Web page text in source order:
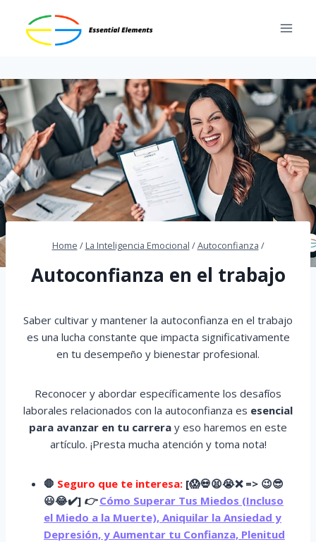
content
Home / La Inteligencia Emocional /Autoconfianza /
Autoconfianza en el trabajo
Saber cultivar y mantener la autoconfianza en el trabajo
es una lucha constante que impacta significativamente
en tu desempeño y bienestar profesional.
Reconocer y abordar específicamente los desafíos
laborales relacionados con la autoconfianza es esencial
para avanzar en tu carrera y eso haremos en este
artículo. ¡Presta mucha atención y toma nota!
🛑 Seguro que te interesa: [😱💀😫😭❌ => 😉😎
😃😂✔️] 👉 Cómo Superar Tus Miedos (Incluso
el Miedo a la Muerte), Aniquilar la Ansiedad y
Depresión, y Aumentar tu Confianza, Plenitud